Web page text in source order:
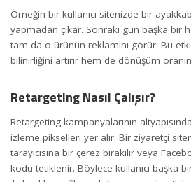
Örneğin bir kullanıcı sitenizde bir
yapmadan çıkar. Sonraki gün başka bir
tam da o ürünün reklamını görür. Bu
bilinirliğini artırır hem de dönüşüm
Retargeting Nasıl Çalışır?
Retargeting kampanyalarının
izleme pikselleri yer alır. Bir ziyaretçi
tarayıcısına bir çerez bırakılır veya
kodu tetiklenir. Böylece kullanıcı başka